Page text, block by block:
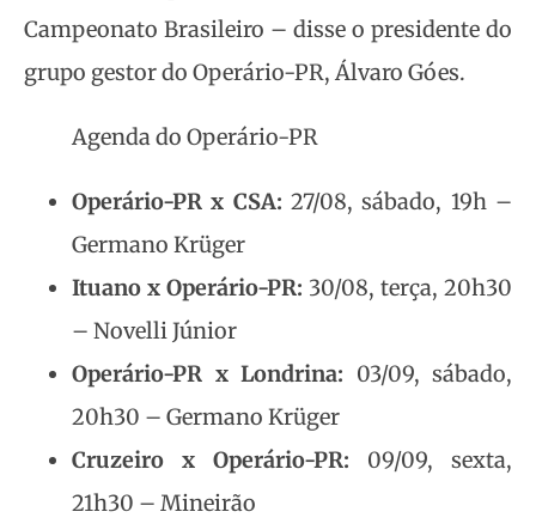
Campeonato Brasileiro – disse o presidente do
grupo gestor do Operário-PR, Álvaro Góes.
Agenda do Operário-PR
Operário-PR x CSA: 27/08, sábado, 19h –
Germano Krüger
Ituano x Operário-PR: 30/08, terça, 20h30
– Novelli Júnior
Operário-PR x Londrina: 03/09, sábado,
20h30 – Germano Krüger
Cruzeiro x Operário-PR: 09/09, sexta,
21h30 – Mineirão